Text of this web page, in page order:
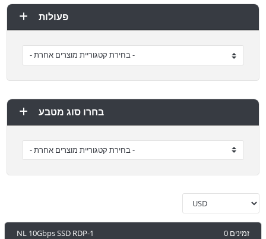
פעולות
בחרו סוג מטבע
NL 10Gbps SSD RDP-1 0 זמינים